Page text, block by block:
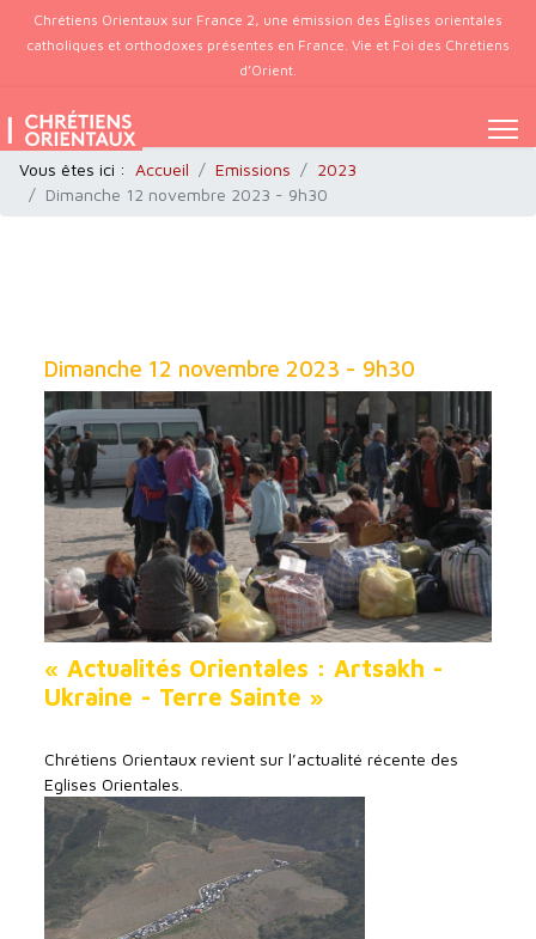
Chrétiens Orientaux sur France 2, une émission des Églises orientales
catholiques et orthodoxes présentes en France. Vie et Foi des Chrétiens
d’Orient.
Vous êtes ici : Accueil Emissions
2023
Dimanche 12 novembre 2023 - 9h30
Dimanche 12 novembre 2023 - 9h30
« Actualités Orientales : Artsakh -
Ukraine - Terre Sainte »
Chrétiens Orientaux revient sur l’actualité récente des
Eglises Orientales.